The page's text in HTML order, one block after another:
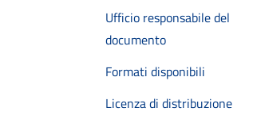
Ufficio responsabile del
documento
Formati disponibili
Licenza di distribuzione